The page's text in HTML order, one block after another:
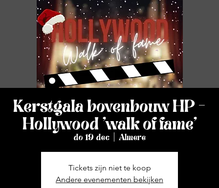
Kerstgala bovenbouw HP -
Hollywood 'walk of fame'
do 19 dec Almere
Tickets zijn niet te koop
Andere evenementen bekijken